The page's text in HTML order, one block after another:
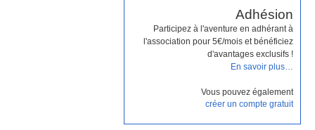
Adhésion
Participez à l'aventure en adhérant à
l'association pour 5€/mois et bénéficiez
d'avantages exclusifs !
En savoir plus…
Vous pouvez également
créer un compte gratuit